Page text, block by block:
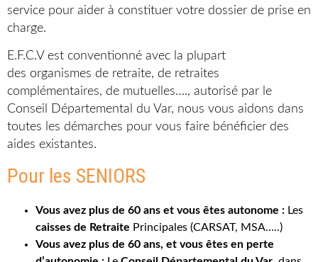
service pour aider à constituer votre dossier de prise en
charge.
E.F.C.V est conventionné avec la plupart
des organismes de retraite, de retraites
complémentaires, de mutuelles…., autorisé par le
Conseil Départemental du Var, nous vous aidons dans
toutes les démarches pour vous faire bénéficier des
aides existantes.
Pour les SENIORS
Vous avez plus de 60 ans et vous êtes autonome : Les
caisses de Retraite Principales (CARSAT, MSA…..)
Vous avez plus de 60 ans, et vous êtes en perte